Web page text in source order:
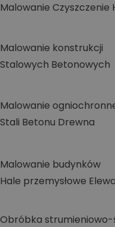
Malowanie Czyszczenie
Malowanie konstrukcji
Stalowych Betonowych
Malowanie
Stali Betonu Drewna
Malowanie budynków
Hale przemysłowe
Obróbka